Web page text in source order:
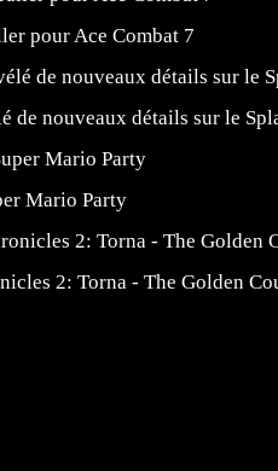
pour Ace Combat 7
de nouveaux détails sur le
Mario Party
2: Torna - The Golden